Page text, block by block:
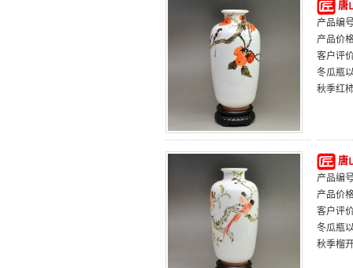
唐
产品编
产品价
客户评
冬瓜瓶
秋季红
唐
产品编
产品价
客户评
冬瓜瓶
秋季榴